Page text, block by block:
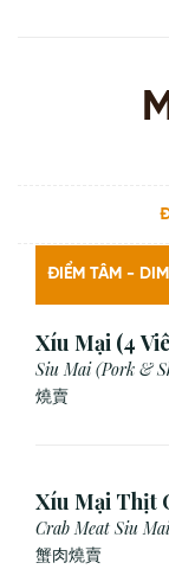
ĐIỂM TÂM -
Xíu Mại (4
Siu Mai (Pork &
Dumpling)
燒賣
Xíu Mại Thịt
Viên)
Crab Meat Siu Mai
蟹肉燒賣